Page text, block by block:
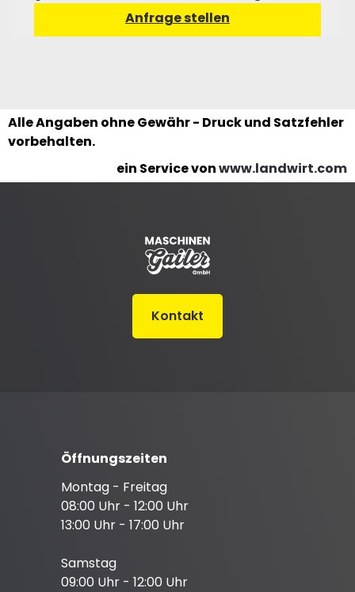
Alle Angaben ohne Gewähr - Druck und Satzfehler
vorbehalten.
ein Service vonwww.landwirt.com
Kontakt
Öffnungszeiten
Montag - Freitag
08:00 Uhr - 12:00 Uhr
13:00 Uhr - 17:00 Uhr
Samstag
09:00 Uhr - 12:00 Uhr